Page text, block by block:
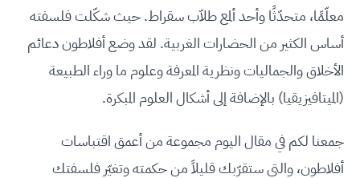
معلّمًا، متحدّثًا وأحد ألمع طلاّب سقراط. حيث شكّلت فلسفته
أساس الكثير من الحضارات الغربية. لقد وضع أفلاطون دعائم
الأخلاق والجماليات ونظرية المعرفة وعلوم ما وراء الطبيعة
(الميتافيزيقيا) بالإضافة إلى أشكال العلوم المبكرة.
جمعنا لكم في مقال اليوم مجموعة من أعمق اقتباسات
أفلاطون، والتي ستقرّبك قليلاً من حكمته وتغيّر فلسفتك